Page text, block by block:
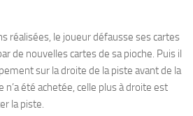
réalisées, le joueur défausse ses cartes
de nouvelles cartes de sa pioche. Puis il
sur la droite de la piste avant de la
n’a été achetée, celle plus à droite est
la piste.